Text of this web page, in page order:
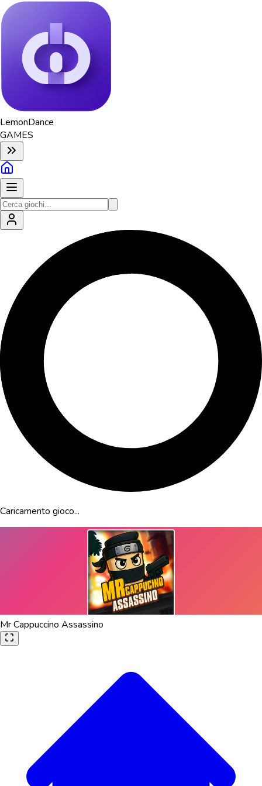
LemonDance
GAMES
Caricamento gioco...
Mr Cappuccino Assassino